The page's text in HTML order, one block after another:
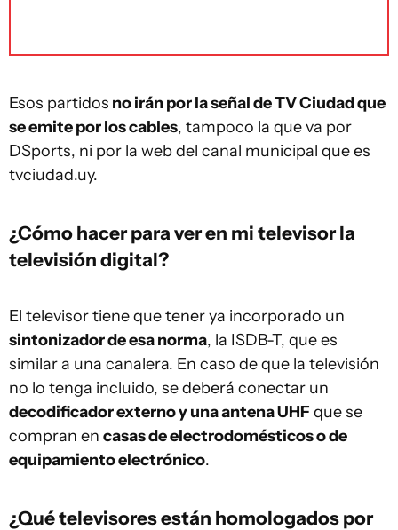
Esos partidos no irán por la señal de TV Ciudad que
se emite por los cables, tampoco la que va por
DSports, ni por la web del canal municipal que es
tvciudad.uy.
¿Cómo hacer para ver en mi televisor la
televisión digital?
El televisor tiene que tener ya incorporado un
sintonizador de esa norma, la ISDB-T, que es
similar a una canalera. En caso de que la televisión
no lo tenga incluido, se deberá conectar un
decodificador externo y una antena UHF que se
compran en casas de electrodomésticos o de
equipamiento electrónico.
¿Qué televisores están homologados por